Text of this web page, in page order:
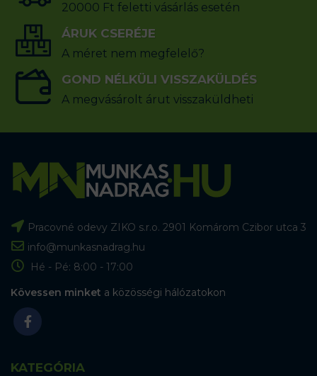
20000 Ft feletti vásárlás esetén
ÁRUK CSERÉJE
A méret nem megfelelő?
GOND NÉLKÜLI VISSZAKÜLDÉS
A megvásárolt árut visszaküldheti
Pracovné odevy ZIKO s.r.o. 2901 Komárom Czibor utca 3
info@munkasnadrag.hu
Hé - Pé: 8:00 - 17:00
Kövessen minket a közösségi hálózatokon
KATEGÓRIA